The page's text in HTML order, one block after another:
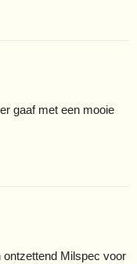
gaaf met een mooie
Milspec voor